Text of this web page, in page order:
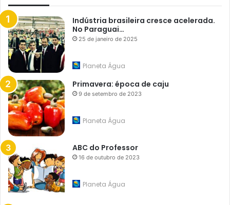
Indústria brasileira cresce acelerada.
No Paraguai…
25 de janeiro de 2025
Planeta Água
Primavera: época de caju
9 de setembro de 2023
Planeta Água
ABC do Professor
16 de outubro de 2023
Planeta Água